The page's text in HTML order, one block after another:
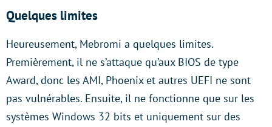
Quelques limites
Heureusement, Mebromi a quelques limites.
Premièrement, il ne s’attaque qu’aux BIOS de type
Award, donc les AMI, Phoenix et autres UEFI ne sont
pas vulnérables. Ensuite, il ne fonctionne que sur les
systèmes Windows 32 bits et uniquement sur des